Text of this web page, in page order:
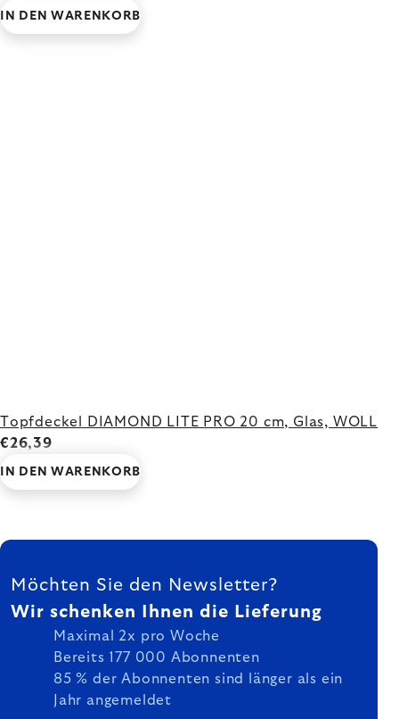
IN DEN WARENKORB
Topfdeckel DIAMOND LITE PRO 20 cm, Glas, WOLL
€26,39
IN DEN WARENKORB
FUSSZEILE
Möchten Sie den Newsletter?
Wir schenken Ihnen die Lieferung
Maximal 2x pro Woche
Bereits 177 000 Abonnenten
85 % der Abonnenten sind länger als ein
Jahr angemeldet